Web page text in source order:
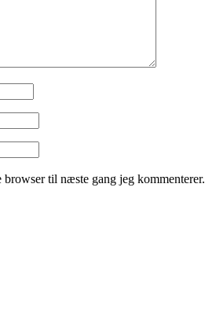
til næste gang jeg kommenterer.